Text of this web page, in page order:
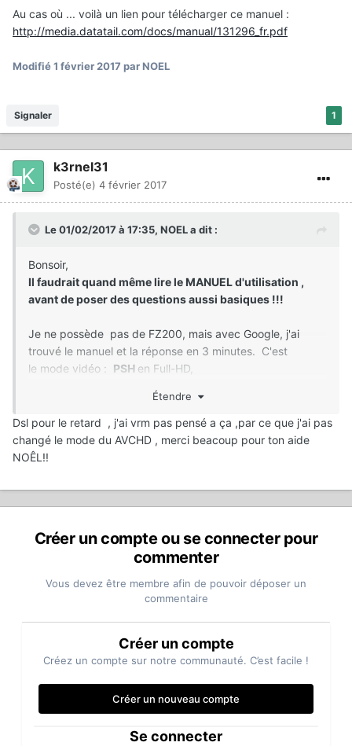
Au cas où ... voilà un lien pour télécharger ce manuel :
http://media.datatail.com/docs/manual/131296_fr.pdf
Modifié1 février 2017 par NOEL
1
Signaler
k3rnel31
Posté(e) 4 février 2017
Le 01/02/2017 à 17:35, NOELa dit :
Bonsoir,
Il faudrait quand même lire le MANUEL d'utilisation ,
avant de poser des questions aussi basiques !!!
Je ne possède pas de FZ200, mais avec Google, j'ai
trouvé le manuel et la réponse en 3 minutes. C'est
le mode vidéo : PSH en Full-HD,
C'est à la page 149 du mode d'emploi des
caractéristiques avancées :
http://media.datatail.com/docs/manual/131296_fr.pdf
Étendre
Dsl pour le retard , j'ai vrm pas pensé a ça ,par ce que j'ai pas
changé le mode du AVCHD , merci beacoup pour ton aide
NOÊL!!
Créer un compte ou se connecter pour
commenter
Vous devez être membre afin de pouvoir déposer un
commentaire
Créer un compte
Créez un compte sur notre communauté. C’est facile !
Créer un nouveau compte
Se connecter